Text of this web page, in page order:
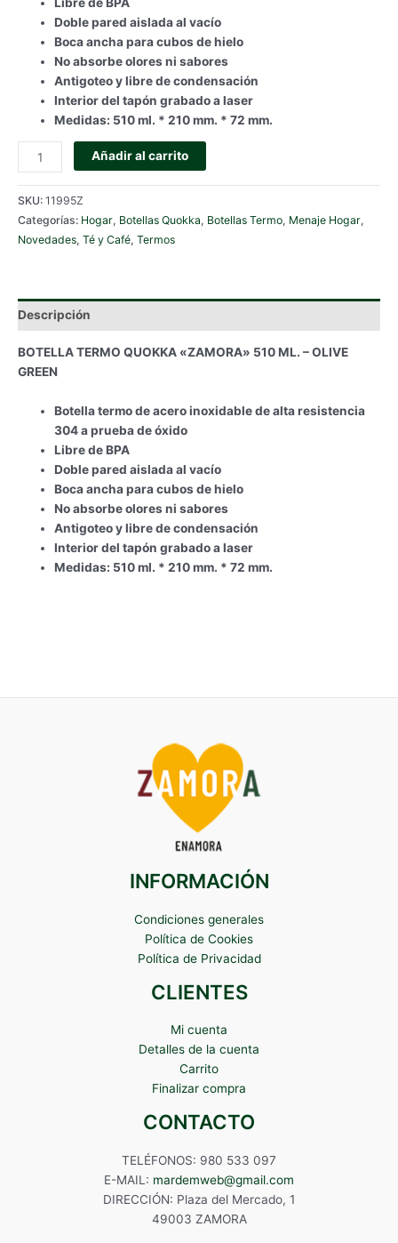
Doble pared aislada al vacío
Boca ancha para cubos de hielo
No absorbe olores ni sabores
Antigoteo y libre de condensación
Interior del tapón grabado a laser
Medidas: 510 ml. * 210 mm. * 72 mm.
BOTELLA
TERMO
QUOKKA
"ZAMORA"
510
ML.
GREEN
cantidad
Añadir al carrito
SKU: 11995Z
Categorías: Hogar, Botellas Quokka, Botellas Termo, Menaje Hogar,
Novedades, Té y Café, Termos
Descripción
BOTELLA TERMO QUOKKA «ZAMORA» 510 ML. – OLIVE
GREEN
Botella termo de acero inoxidable de alta resistencia
304 a prueba de óxido
Libre de BPA
Doble pared aislada al vacío
Boca ancha para cubos de hielo
No absorbe olores ni sabores
Antigoteo y libre de condensación
Interior del tapón grabado a laser
Medidas: 510 ml. * 210 mm. * 72 mm.
INFORMACIÓN
Condiciones generales
Política de Cookies
Política de Privacidad
CLIENTES
Mi cuenta
Detalles de la cuenta
Carrito
Finalizar compra
CONTACTO
TELÉFONOS: 980 533 097
E-MAIL: mardemweb@gmail.com
DIRECCIÓN: Plaza del Mercado, 1
49003 ZAMORA